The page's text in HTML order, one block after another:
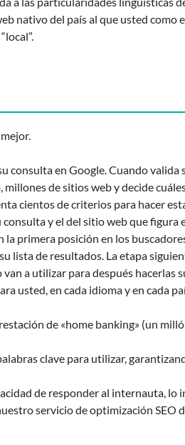
nativo del país al que usted como
consulta en Google. Cuando valida
de sitios web y decide
cientos de criterios para hacer
y el del sitio web que figura
primera posición en los
lista de resultados. La etapa
a utilizar para después hacerlas
usted, en cada idioma y en cada
de «home banking» (un
clave para utilizar,
de responder al internauta, lo
servicio de optimización SEO